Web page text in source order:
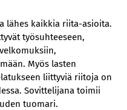
lähes kaikkia riita-asioita.
työsuhteeseen,
Myös lasten
liittyviä riitoja on
Sovittelijana toimii
tuomari.